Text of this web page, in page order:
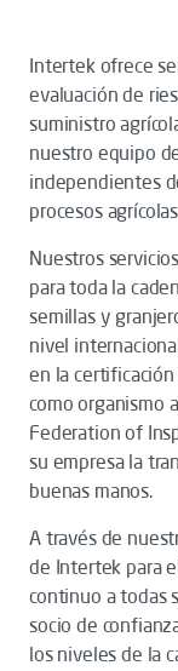
Intertek ofrece
evaluación de
suministro
nuestro equipo
independientes
procesos
Nuestros
para toda la
semillas y
nivel
en la certificación
como organismo
Federation of
su empresa la
buenas manos.
A través de
de Intertek para
continuo a todas
socio de
los niveles de la